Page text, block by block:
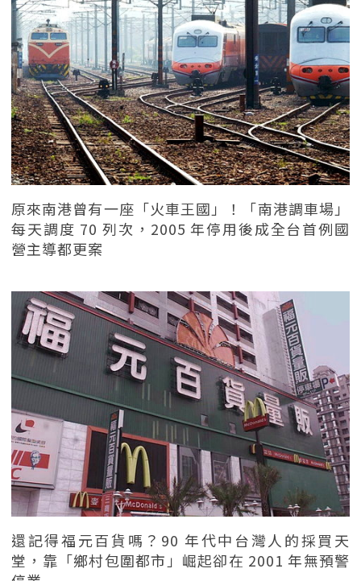
原來南港曾有一座「火車王國」！「南港調車場」
每天調度 70 列次，2005 年停用後成全台首例國
營主導都更案
還記得福元百貨嗎？90 年代中台灣人的採買天
堂，靠「鄉村包圍都市」崛起卻在 2001 年無預警